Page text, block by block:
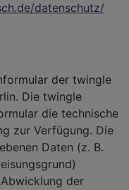
datenschutz/
der twingle
Die twingle
die technische
zur Verfügung. Die
Daten (z. B.
der